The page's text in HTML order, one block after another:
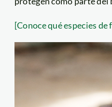
[Conoce qué especies